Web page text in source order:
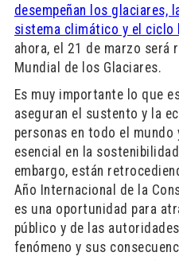
desempeñan los glaciares,
sistema climático y el ciclo
ahora, el 21 de marzo será
Mundial de los Glaciares.
Es muy importante lo que
aseguran el sustento y la
personas en todo el mundo
esencial en la
embargo, están
Año Internacional de la
es una oportunidad para
público y de las
fenómeno y sus